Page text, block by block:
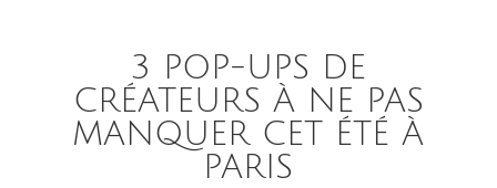
3 POP-UPS DE
CRÉATEURS À NE PAS
MANQUER CET ÉTÉ À
PARIS